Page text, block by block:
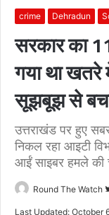
crime Dehradun
सरकार का
गया था खतरे
सूझबूझ से
उत्तराखंड पर हुए
निकल रहा आइटी
आईं साइबर हमले की
Round The Watch
Last Updated: October